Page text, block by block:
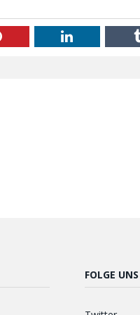
Pinterest LinkedIn
FOLGE UNS